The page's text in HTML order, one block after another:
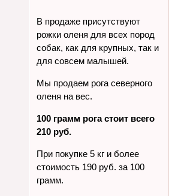
В продаже присутствуют
рожки оленя для всех пород
собак, как для крупных, так и
Мы продаем рога северного
100 грамм рога стоит всего
При покупке 5 кг и более
стоимость 190 руб. за 100